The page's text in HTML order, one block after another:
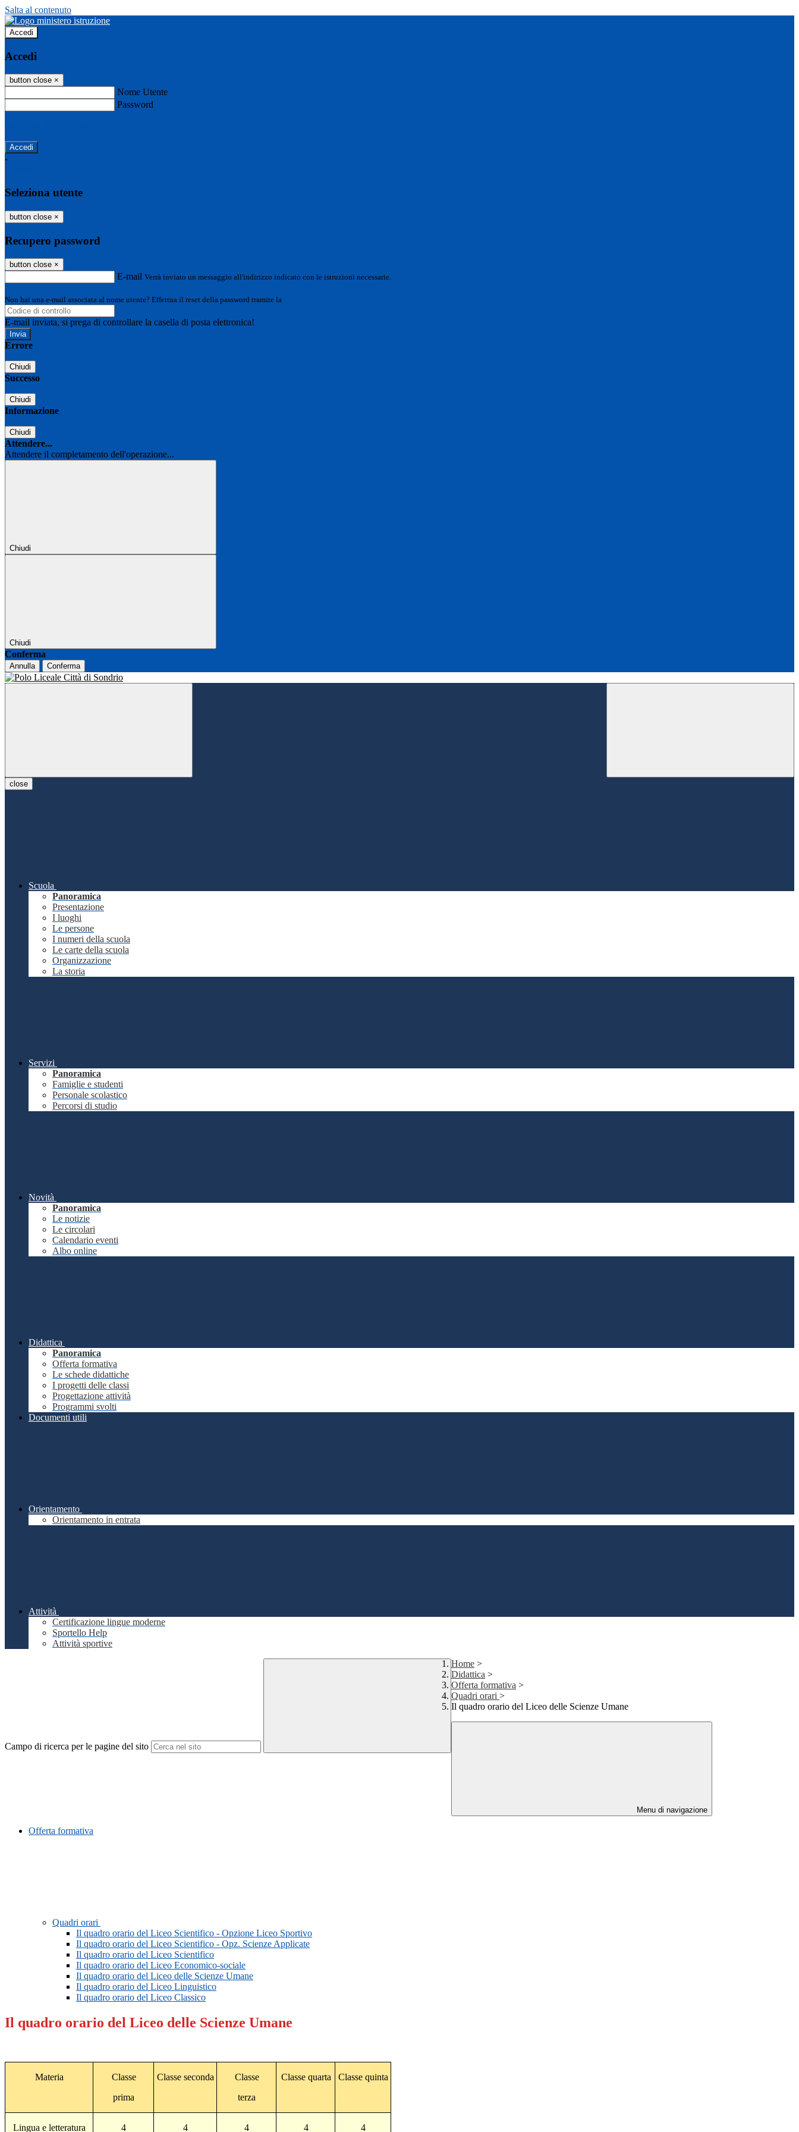
Salta al contenuto
Accedi
Accedi
button close ×
Nome Utente
Password
-
Seleziona utente
button close ×
Recupero password
button close ×
E-mail Verrà inviato un messaggio all'indirizzo indicato con le istruzioni necessarie.
Non hai una e-mail associata al nome utente? Effettua il reset della password tramite la
E-mail inviata, si prega di controllare la casella di posta elettronica!
Errore
Chiudi
Successo
Chiudi
Informazione
Chiudi
Attendere...
Attendere il completamento dell'operazione...
Chiudi
Chiudi
Conferma
Annulla Conferma
close
Scuola
Panoramica
Presentazione
I luoghi
Le persone
I numeri della scuola
Le carte della scuola
Organizzazione
La storia
Servizi
Panoramica
Famiglie e studenti
Personale scolastico
Percorsi di studio
Novità
Panoramica
Le notizie
Le circolari
Calendario eventi
Albo online
Didattica
Panoramica
Offerta formativa
Le schede didattiche
I progetti delle classi
Progettazione attività
Programmi svolti
Documenti utili
Orientamento
Orientamento in entrata
Attività
Certificazione lingue moderne
Sportello Help
Attività sportive
Campo di ricerca per le pagine del sito
Home >
Didattica >
Offerta formativa >
Quadri orari >
Il quadro orario del Liceo delle Scienze Umane
Menu di navigazione
Offerta formativa
Quadri orari
Il quadro orario del Liceo Scientifico - Opzione Liceo Sportivo
Il quadro orario del Liceo Scientifico - Opz. Scienze Applicate
Il quadro orario del Liceo Scientifico
Il quadro orario del Liceo Economico-sociale
Il quadro orario del Liceo delle Scienze Umane
Il quadro orario del Liceo Linguistico
Il quadro orario del Liceo Classico
Il quadro orario del Liceo delle Scienze Umane
Materia
Classe
prima
Classe seconda
Classe
terza
Classe quarta Classe quinta
Lingua e letteratura 4 4 4 4 4